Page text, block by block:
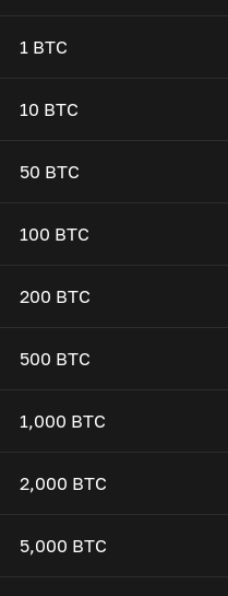
1 BTC
10 BTC
50 BTC
100 BTC
200 BTC
500 BTC
1,000 BTC
2,000 BTC
5,000 BTC